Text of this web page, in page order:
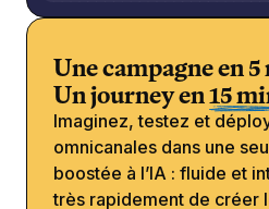
Une campagne en
Un journey en15
Imaginez, testez et
omnicanales dans une
boostée à l’IA : fluide et
très rapidement de créer